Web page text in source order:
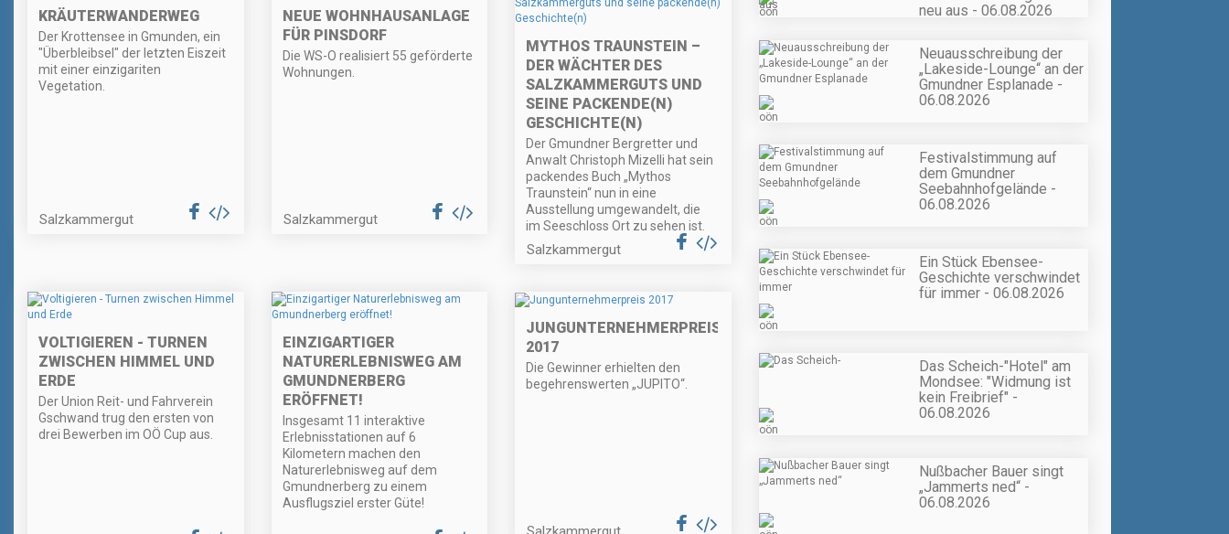
KRÄUTERWANDERWEG
Der Krottensee in Gmunden, ein
"Überbleibsel" der letzten Eiszeit
mit einer einzigariten
Vegetation.
Salzkammergut
NEUE WOHNHAUSANLAGE
FÜR PINSDORF
Die WS-O realisiert 55 geförderte
Wohnungen.
Salzkammergut
MYTHOS TRAUNSTEIN –
DER WÄCHTER DES
SALZKAMMERGUTS UND
SEINE PACKENDE(N)
GESCHICHTE(N)
Der Gmundner Bergretter und
Anwalt Christoph Mizelli hat sein
packendes Buch „Mythos
Traunstein“ nun in eine
Ausstellung umgewandelt, die
im Seeschloss Ort zu sehen ist.
Salzkammergut
VOLTIGIEREN - TURNEN
ZWISCHEN HIMMEL UND
ERDE
Der Union Reit- und Fahrverein
Gschwand trug den ersten von
drei Bewerben im OÖ Cup aus.
EINZIGARTIGER
NATURERLEBNISWEG AM
GMUNDNERBERG
ERÖFFNET!
Insgesamt 11 interaktive
Erlebnisstationen auf 6
Kilometern machen den
Naturerlebnisweg auf dem
Gmundnerberg zu einem
Ausflugsziel erster Güte!
JUNGUNTERNEHMERPREIS
2017
Die Gewinner erhielten den
begehrenswerten „JUPITO“.
neu aus - 06.08.2026
Neuausschreibung der
„Lakeside-Lounge“ an der
Gmundner Esplanade -
06.08.2026
Festivalstimmung auf
dem Gmundner
Seebahnhofgelände -
06.08.2026
Ein Stück Ebensee-
Geschichte verschwindet
für immer - 06.08.2026
Das Scheich-"Hotel" am
Mondsee: "Widmung ist
kein Freibrief" -
06.08.2026
Nußbacher Bauer singt
„Jammerts ned“ -
06.08.2026